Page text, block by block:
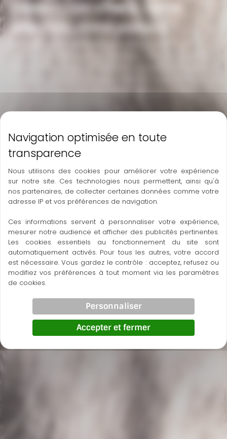
médoc : nos chiens, notre
sélection, notre passion
rigoureusement sélectionnés, né au cœur du
aux chats et à la vie de famille avec une
Reproducteurs d’exception, lignées pures
Qualité génétique supérieure garantie
Chiots équilibrés, en pleine santé
Élevage rigoureux, sélection attentive
Contactez-nous
Nous utilisons des cookies pour améliorer votre expérience
sur notre site. Ces technologies nous permettent, ainsi qu'à
nos partenaires, de collecter certaines données comme votre
adresse IP et vos préférences de navigation.
Ces informations servent à personnaliser votre expérience,
mesurer notre audience et afficher des publicités pertinentes.
Les cookies essentiels au fonctionnement du site sont
automatiquement activés. Pour tous les autres, votre accord
est nécessaire. Vous gardez le contrôle : acceptez, refusez ou
modifiez vos préférences à tout moment via les paramètres
de cookies.
Accepter et fermer
Personnaliser